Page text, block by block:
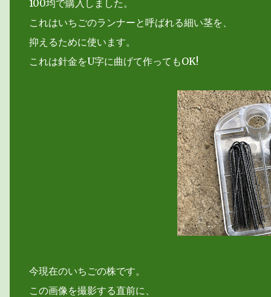
100均で購入しました。
これはいちごのランナーと呼ばれる細い茎を、
抑えるために使います。
これは針金をU字に曲げて作ってもOK!
今現在のいちごの株です。
この画像を撮影する直前に、